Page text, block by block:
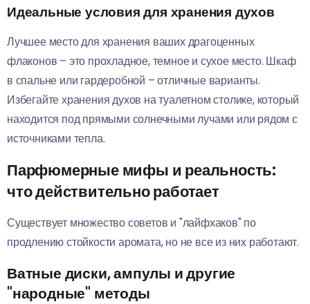
Идеальные условия для хранения духов
Лучшее место для хранения ваших драгоценных
флаконов – это прохладное, темное и сухое место. Шкаф
в спальне или гардеробной – отличные варианты.
Избегайте хранения духов на туалетном столике, который
находится под прямыми солнечными лучами или рядом с
источниками тепла.
Парфюмерные мифы и реальность:
что действительно работает
Существует множество советов и "лайфхаков" по
продлению стойкости аромата, но не все из них работают.
Ватные диски, ампулы и другие
"народные" методы